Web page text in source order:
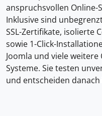
anspruchsvollen Online-
Inklusive sind
SSL-Zertifikate, isolierte
sowie 1-Click-
Joomla und viele
Systeme. Sie testen
und entscheiden danach